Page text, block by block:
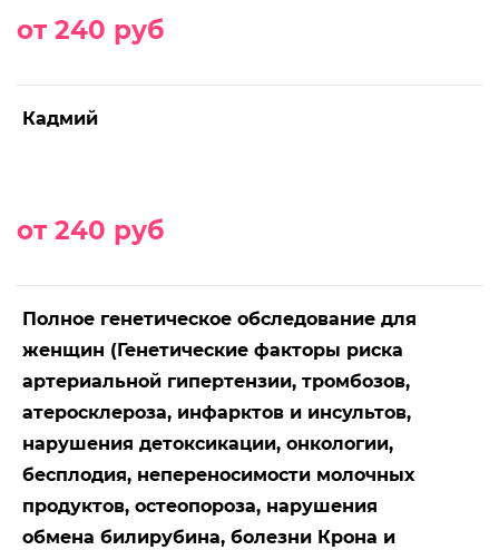
от 240 руб
Кадмий
от 240 руб
Полное генетическое обследование для
женщин (Генетические факторы риска
артериальной гипертензии, тромбозов,
атеросклероза, инфарктов и инсультов,
нарушения детоксикации, онкологии,
бесплодия, непереносимости молочных
продуктов, остеопороза, нарушения
обмена билирубина, болезни Крона и